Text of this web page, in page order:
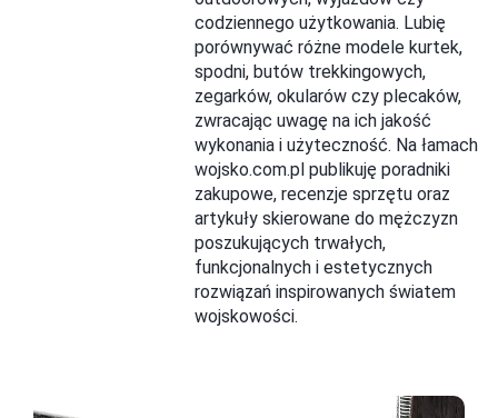
codziennego użytkowania. Lubię
porównywać różne modele kurtek,
spodni, butów trekkingowych,
zegarków, okularów czy plecaków,
zwracając uwagę na ich jakość
wykonania i użyteczność. Na łamach
wojsko.com.pl publikuję poradniki
zakupowe, recenzje sprzętu oraz
artykuły skierowane do mężczyzn
poszukujących trwałych,
funkcjonalnych i estetycznych
rozwiązań inspirowanych światem
wojskowości.